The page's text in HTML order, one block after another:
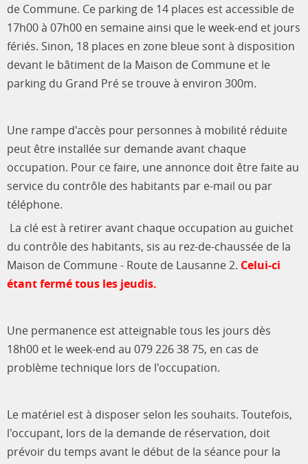
de Commune. Ce parking de 14 places est accessible de
17h00 à 07h00 en semaine ainsi que le week-end et jours
fériés. Sinon, 18 places en zone bleue sont à disposition
devant le bâtiment de la Maison de Commune et le
parking du Grand Pré se trouve à environ 300m.
Une rampe d'accès pour personnes à mobilité réduite
peut être installée sur demande avant chaque
occupation. Pour ce faire, une annonce doit être faite au
service du contrôle des habitants par e-mail ou par
téléphone.
La clé est à retirer avant chaque occupation au guichet
du contrôle des habitants, sis au rez-de-chaussée de la
Maison de Commune - Route de Lausanne 2. Celui-ci
étant fermé tous les jeudis.
Une permanence est atteignable tous les jours dès
18h00 et le week-end au 079 226 38 75, en cas de
problème technique lors de l'occupation.
Le matériel est à disposer selon les souhaits. Toutefois,
l'occupant, lors de la demande de réservation, doit
prévoir du temps avant le début de la séance pour la